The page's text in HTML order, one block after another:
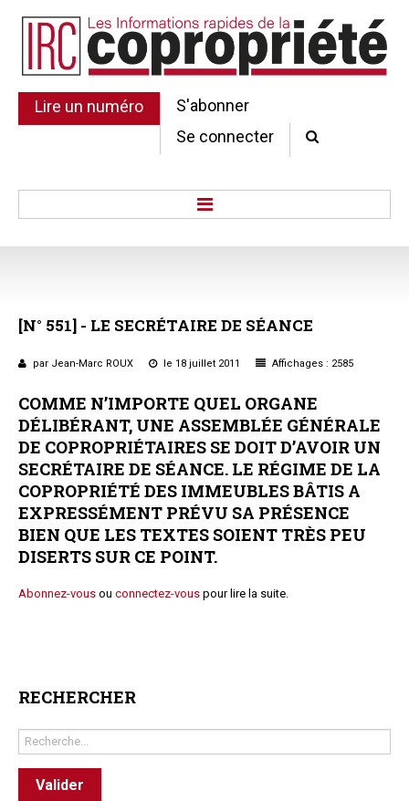
Lire un numéro
S'abonner
Se connecter
Au Parlement
Gestion et maintenance
Jurisprudence
Questions/réponses
Études juridiques
Copro. en difficulté
Formez-vous !
Parole d'experts*
[N° 551] - LE SECRÉTAIRE DE SÉANCE
par Jean-Marc ROUX le 18 juillet 2011 Affichages : 2585
COMME N’IMPORTE QUEL ORGANE
DÉLIBÉRANT, UNE ASSEMBLÉE GÉNÉRALE
DE COPROPRIÉTAIRES SE DOIT D’AVOIR UN
SECRÉTAIRE DE SÉANCE. LE RÉGIME DE LA
COPROPRIÉTÉ DES IMMEUBLES BÂTIS A
EXPRESSÉMENT PRÉVU SA PRÉSENCE
BIEN QUE LES TEXTES SOIENT TRÈS PEU
DISERTS SUR CE POINT.
Abonnez-vous ou connectez-vous pour lire la suite.
RECHERCHER
Rechercher
Valider